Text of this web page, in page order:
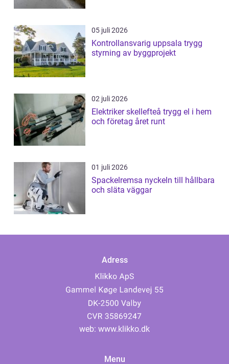
05 juli 2026
Kontrollansvarig uppsala trygg
styrning av byggprojekt
02 juli 2026
Elektriker skellefteå trygg el i hem
och företag året runt
01 juli 2026
Spackelremsa nyckeln till hållbara
och släta väggar
Adress
web: www.klikko.dk
Menu